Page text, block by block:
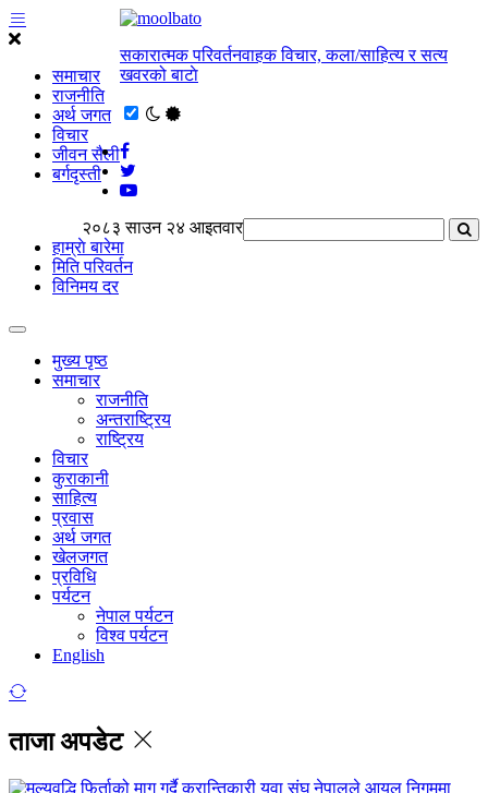
समाचार
राजनीति
अर्थ जगत
विचार
जीवन सैली
बर्गदृस्ती
सकारात्मक परिवर्तनवाहक विचार, कला/साहित्य र सत्य
खवरको बाटाे
२०८३ साउन २४ आइतवार
हाम्राे बारेमा
मिति परिवर्तन
विनिमय दर
मुख्य पृष्ठ
समाचार
राजनीति
अन्तराष्ट्रिय
राष्ट्रिय
विचार
कुराकानी
साहित्य
प्रवास
अर्थ जगत
खेलजगत
प्रविधि
पर्यटन
नेपाल पर्यटन
विश्व पर्यटन
English
ताजा अपडेट